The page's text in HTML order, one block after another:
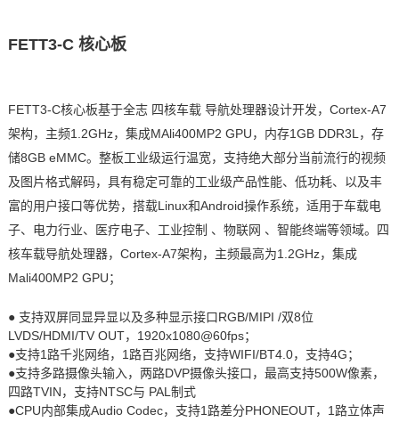
FETT3-C 核心板
FETT3-C核心板基于全志四核车载导航处理器设计开发， Cortex-A7
架构，主频1.2GHz，集成MAli400MP2 GPU，内存1GB DDR3L，存
储8GB eMMC。整板工业级运行温宽，支持绝大部分当前流行的视频
及图片格式解码，具有稳定可靠的工业级产品性能、低功耗、以及丰
富的用户接口等优势，搭载Linux和Android操作系统，适用于车载电
子、 电力行业、 医疗电子、工业控制 、 物联网 、智能终端等领域。四
核车载导航处理器，Cortex-A7架构，主频最高为1.2GHz，集成
Mali400MP2 GPU；
● 支持双屏同显异显以及多种显示接口RGB/MIPI /双8位
LVDS/HDMI/TV OUT，1920x1080@60fps；
●支持1路千兆网络，1路百兆网络，支持WIFI/BT4.0，支持4G；
●支持多路摄像头输入，两路DVP摄像头接口，最高支持500W像素，
四路TVIN，支持NTSC与 PAL制式
●CPU内部集成Audio Codec，支持1路差分PHONEOUT，1路立体声